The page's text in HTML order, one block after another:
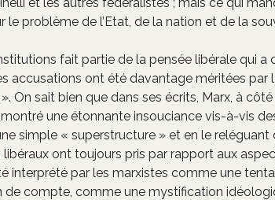
le problème de l’Etat, de la nation et de la
fait partie de la pensée libérale qui
accusations ont été davantage méritées par
On sait bien que dans ses écrits, Marx, à
une étonnante insouciance vis-à-vis
simple « superstructure » et en le
libéraux ont toujours pris par rapport aux
interprété par les marxistes comme une
de compte, comme une mystification